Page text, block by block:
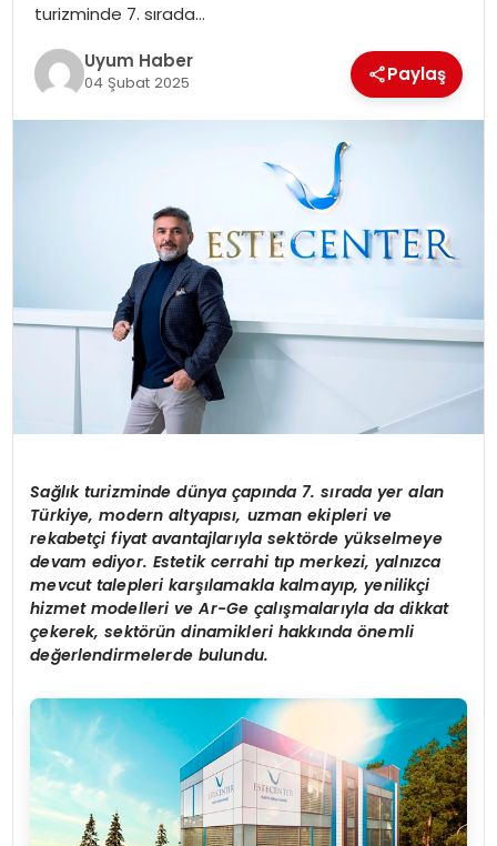
turizminde 7. sırada…
Uyum Haber
04 Şubat 2025 Paylaş
Sağlık turizminde dünyaçapında 7. sırada yer alan
Türkiye, modern altyapısı, uzman ekipleri ve
rekabetçi fiyat avantajlarıyla sektörde yükselmeye
devam ediyor. Estetik cerrahi tıp merkezi, yalnızca
mevcut talepleri karşılamakla kalmayıp, yenilikçi
hizmet modelleri ve Ar-Geçalışmalarıyla da dikkat
çekerek, sektörün dinamikleri hakkındaönemli
değerlendirmelerde bulundu.